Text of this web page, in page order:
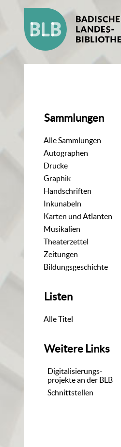
Sammlungen
Alle Sammlungen
Autographen
Drucke
Graphik
Handschriften
Inkunabeln
Karten und Atlanten
Musikalien
Theaterzettel
Zeitungen
Bildungsgeschichte
Listen
Alle Titel
Weitere Links
Digitalisierungs-
projekte an der BLB
Schnittstellen